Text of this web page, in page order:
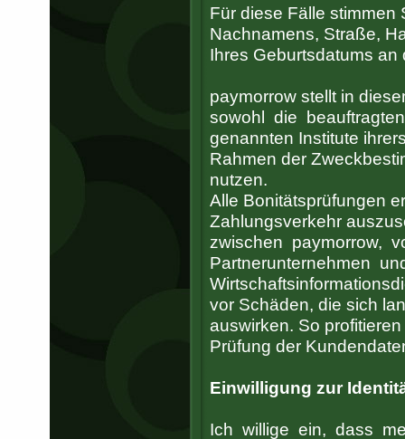
Für diese Fälle stimmen
Nachnamens, Straße,
Ihres Geburtsdatums
paymorrow stellt in
sowohl die
genannten Institute
Rahmen der
nutzen.
Alle Bonitätsprüfungen
Zahlungsverkehr
zwischen paymorrow,
Partnerunternehmen
vor Schäden, die sich
auswirken. So
Prüfung der
Einwilligung zur
Ich willige ein, dass